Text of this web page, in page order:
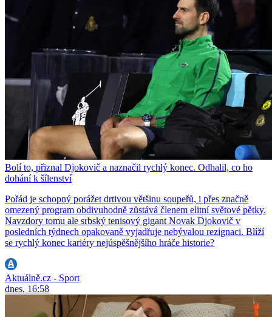
Bolí to, přiznal Djokovič a naznačil rychlý konec. Odhalil, co ho
dohání k šílenství
Pořád je schopný porážet drtivou většinu soupeřů, i přes značně
omezený program obdivuhodně zůstává členem elitní světové pětky.
Navzdory tomu ale srbský tenisový gigant Novak Djokovič v
posledních týdnech opakovaně vyjadřuje nebývalou rezignaci. Blíží
se rychlý konec kariéry nejúspěšnějšího hráče historie?
Aktuálně.cz - Sport
dnes, 16:58